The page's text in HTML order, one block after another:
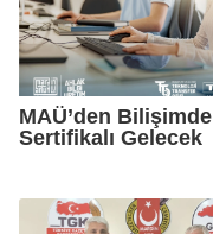
MAÜ’den Bilişimde
Sertifikalı Gelecek